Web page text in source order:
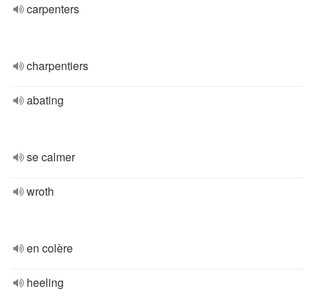
carpenters
charpentiers
abating
se calmer
wroth
en colère
heeling